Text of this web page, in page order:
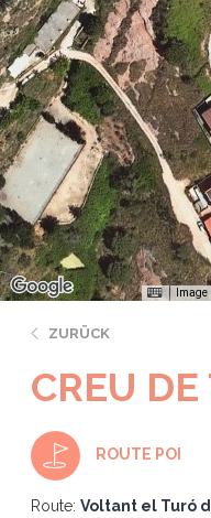
ZURÜCK
CREU
ROUTE POI
Route: Voltant el Turó